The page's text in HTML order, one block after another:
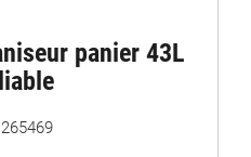
panier 43L